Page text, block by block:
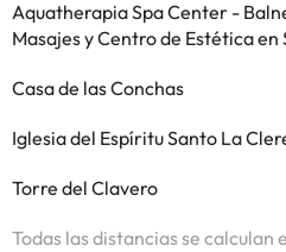
Aquatherapia Spa Center -
Masajes y Centro de Estética en
Casa de las Conchas
Iglesia del Espíritu Santo La
Torre del Clavero
Todas las distancias se calculan